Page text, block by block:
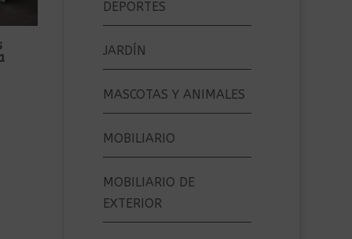
DEPORTES
JARDÍN
MASCOTAS Y ANIMALES
MOBILIARIO
MOBILIARIO DE
EXTERIOR